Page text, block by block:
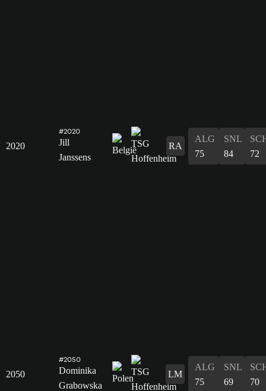
2020
#2020
Jill
Janssens
RA
ALG
75
SNL
84
72
2050
#2050
Dominika
Grabowska
LM
ALG
75
SNL
69
70